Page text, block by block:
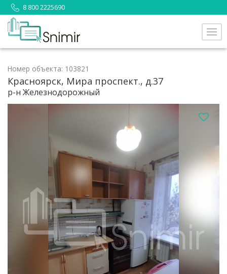
8 800 2225690
Номер объекта: 103821
Красноярск, Мира проспект., д.37
р-н Железнодорожный